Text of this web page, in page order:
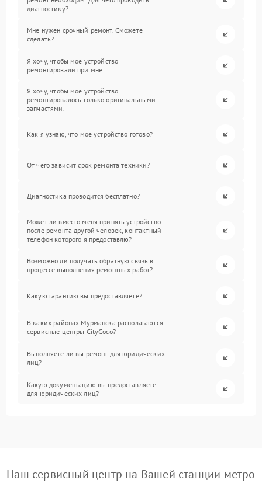
диагностику?
Мне нужен срочный ремонт. Сможете
сделать?
Я хочу, чтобы мое устройство
ремонтировали при мне.
Я хочу, чтобы мое устройство
ремонтировалось только оригинальными
запчастями.
Как я узнаю, что мое устройство готово?
От чего зависит срок ремонта техники?
Диагностика проводится бесплатно?
Может ли вместо меня принять устройство
после ремонта другой человек, контактный
телефон которого я предоставлю?
Возможно ли получать обратную связь в
процессе выполнения ремонтных работ?
Какую гарантию вы предоставляете?
В каких районах Мурманска располагаются
сервисные центры CityCoco?
Выполняете ли вы ремонт для юридических
лиц?
Какую документацию вы предоставляете
для юридических лиц?
Наш сервисный центр на Вашей станции метро